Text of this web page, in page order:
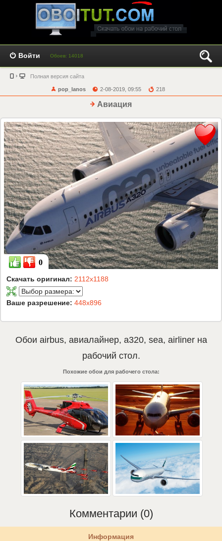
Войти Обоев: 14018
Полная версия сайта
pop_lanos 2-08-2019, 09:55 218
Авиация
0
Скачать оригинал: 2112x1188
Ваше разрешение: 448x896
Обои airbus, авиалайнер, a320, sea, airlinerна
рабочий стол.
Похожие обои для рабочего стола:
Комментарии (0)
Информация